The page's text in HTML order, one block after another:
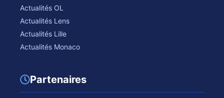
Actualités OL
Actualités Lens
Actualités Lille
Actualités Monaco
Partenaires